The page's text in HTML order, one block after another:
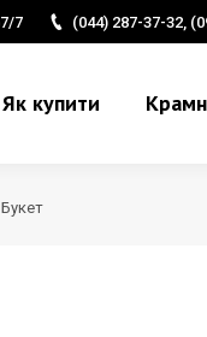
7 (044) 287-37-32,
Як купити